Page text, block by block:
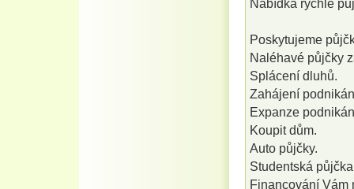
Nabídka rychlé
Poskytujeme
Naléhavé půjčky
Splácení dluhů.
Zahájení
Expanze
Koupit dům.
Auto půjčky.
Studentská
Financování Vám